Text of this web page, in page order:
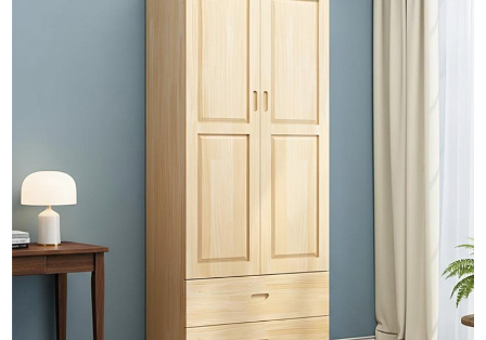
chính:
3/6D, ấp